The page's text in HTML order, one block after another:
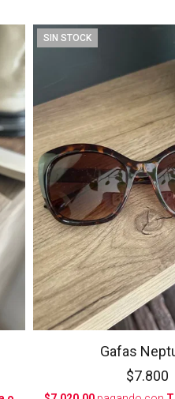
SIN STOCK
Gafas
$7.800